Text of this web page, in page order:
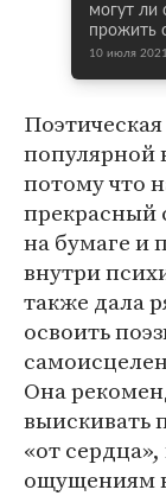
могут ли
прожить
10 июля 2021
популярной
потому что
прекрасный
на бумаге и
внутри
также дала
освоить
Она
выискивать
«от
ощущениям